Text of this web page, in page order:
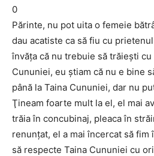
0
Părinte, nu pot uita o femeie
dau acatiste ca să fiu cu
învăţa că nu trebuie să trăieşti cu
Cununiei, eu ştiam că nu e bine
până la Taina Cununiei, dar nu
Ţineam foarte mult la el, el mai
trăia în concubinaj, pleaca în
renunţat, el a mai încercat să fim
să respecte Taina Cununiei cu